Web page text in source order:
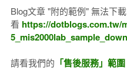
Blog文章 "附的範例" 無法下
看 https://dotblogs.com.tw/
請看我們的 「售後服務」範圍